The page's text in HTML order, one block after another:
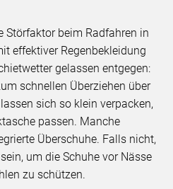
Störfaktor beim Radfahren in
effektiver Regenbekleidung
gelassen entgegen:
schnellen Überziehen über
sich so klein verpacken,
passen. Manche
Überschuhe. Falls nicht,
um die Schuhe vor Nässe
zu schützen.